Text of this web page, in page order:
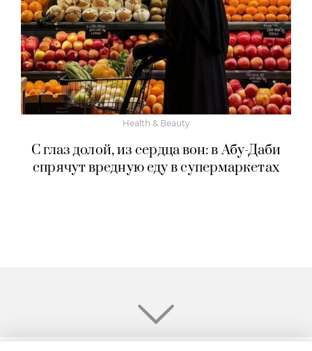
Health & Beauty
С глаз долой, из сердца вон: в Абу-Даби
спрячут вредную еду в супермаркетах